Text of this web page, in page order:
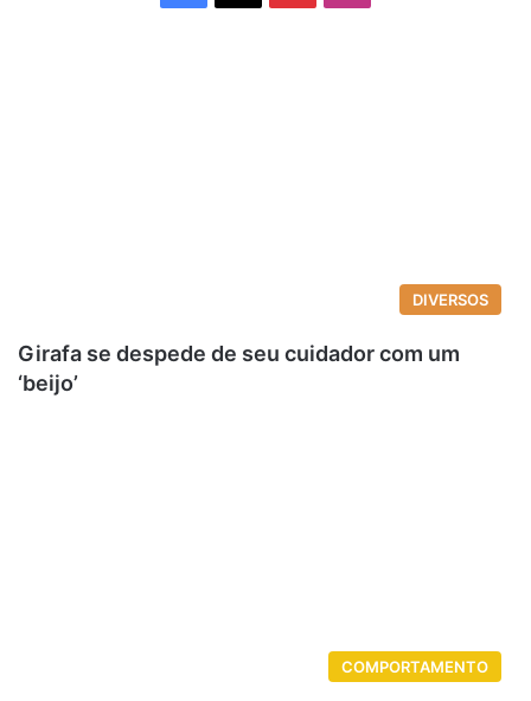
DIVERSOS
Girafa se despede de seu cuidador com um
‘beijo’
COMPORTAMENTO